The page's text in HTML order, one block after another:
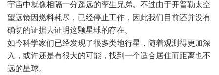
宇宙中就像相隔十分遥远的孪生兄弟。不过由于开普勒太空
望远镜因燃料耗尽，已经停止工作，因此我们目前还并没有
确切的证据去证明这颗星球的存在。
如今科学家们已经发现了很多类地行星，随着观测得更加深
入，或许还是有很大的可能，找到一个适合居住而距离也不
远的星球。